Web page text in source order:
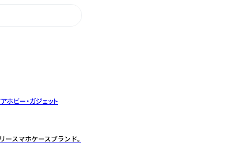
ホビー・ガジェット
スマホケースブランド。